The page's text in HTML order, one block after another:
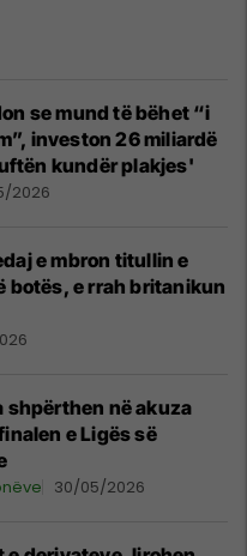
se mund të bëhet “i
investon 26 miliardë
kundër plakjes'
2026
e mbron titullin e
botës, e rrah britanikun
shpërthen në akuza
e Ligës së
30/05/2026